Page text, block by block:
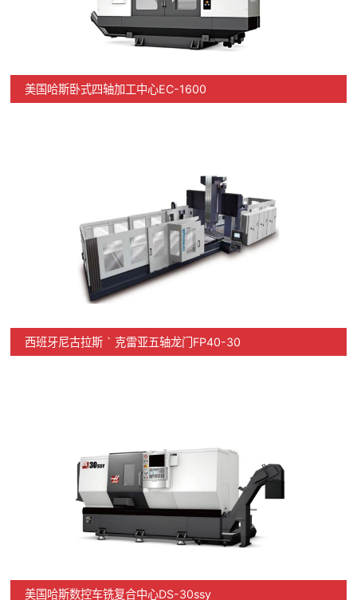
美国哈斯卧式四轴加工中心EC-1600
西班牙尼古拉斯 ` 克雷亚五轴龙门FP40-30
美国哈斯数控车铣复合中心DS-30ssy